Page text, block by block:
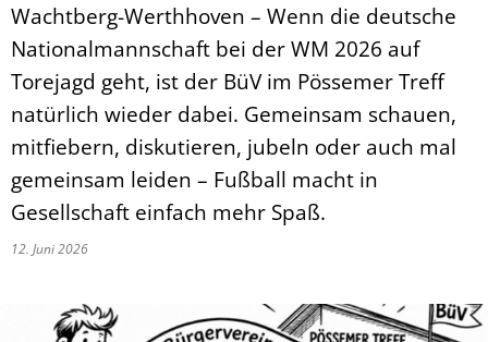
Wachtberg-Werthhoven – Wenn die deutsche
Nationalmannschaft bei der WM 2026 auf
Torejagd geht, ist der BüV im Pössemer Treff
natürlich wieder dabei. Gemeinsam schauen,
mitfiebern, diskutieren, jubeln oder auch mal
gemeinsam leiden – Fußball macht in
Gesellschaft einfach mehr Spaß.
12. Juni 2026